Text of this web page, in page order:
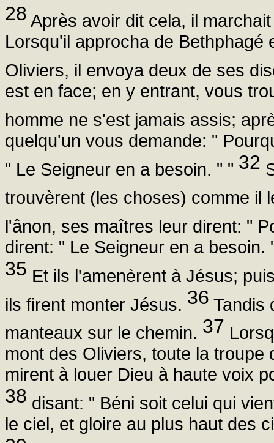
28 Après avoir dit cela, il
Lorsqu'il approcha de Bethphagé
Oliviers, il envoya deux de ses
est en face; en y entrant, vous
homme ne s'est jamais assis;
quelqu'un vous demande: "
" Le Seigneur en a besoin. " " 32
trouvèrent (les choses) comme il
l'ânon, ses maîtres leur dirent: "
dirent: " Le Seigneur en a besoin.
35 Et ils l'amenèrent à Jésus;
ils firent monter Jésus. 36 Tandis
manteaux sur le chemin. 37
mont des Oliviers, toute la
mirent à louer Dieu à haute voix
38 disant: " Béni soit celui qui
le ciel, et gloire au plus haut des